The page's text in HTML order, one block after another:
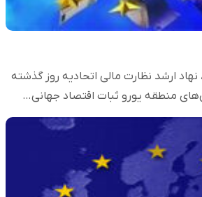
نهاد ارشد نظارت مالی اتحادیه روز گذشته
منطقه یورو ثبات اقتصاد جهانی…